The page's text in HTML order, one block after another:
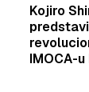
Kojiro
IMOCA-u